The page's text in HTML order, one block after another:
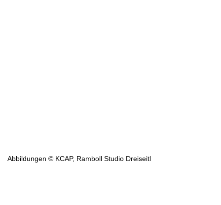
Abbildungen © KCAP, Ramboll Studio Dreiseitl